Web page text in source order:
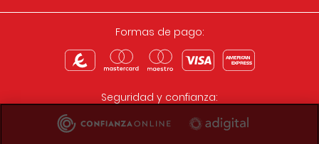
Formas de pago:
Seguridad y confianza: